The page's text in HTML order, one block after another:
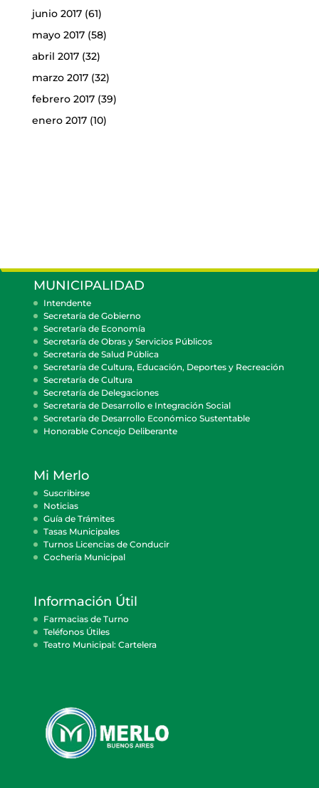
junio 2017(61)
mayo 2017(58)
abril 2017(32)
marzo 2017(32)
febrero 2017(39)
enero 2017(10)
MUNICIPALIDAD
Intendente
Secretaría de Gobierno
Secretaría de Economía
Secretaría de Obras y Servicios Públicos
Secretaría de Salud Pública
Secretaría de Cultura, Educación, Deportes y Recreación
Secretaría de Cultura
Secretaría de Delegaciones
Secretaría de Desarrollo e Integración Social
Secretaría de Desarrollo Económico Sustentable
Honorable Concejo Deliberante
Mi Merlo
Suscribirse
Noticias
Guía de Trámites
Tasas Municipales
Turnos Licencias de Conducir
Cocheria Municipal
Información Útil
Farmacias de Turno
Teléfonos Útiles
Teatro Municipal: Cartelera